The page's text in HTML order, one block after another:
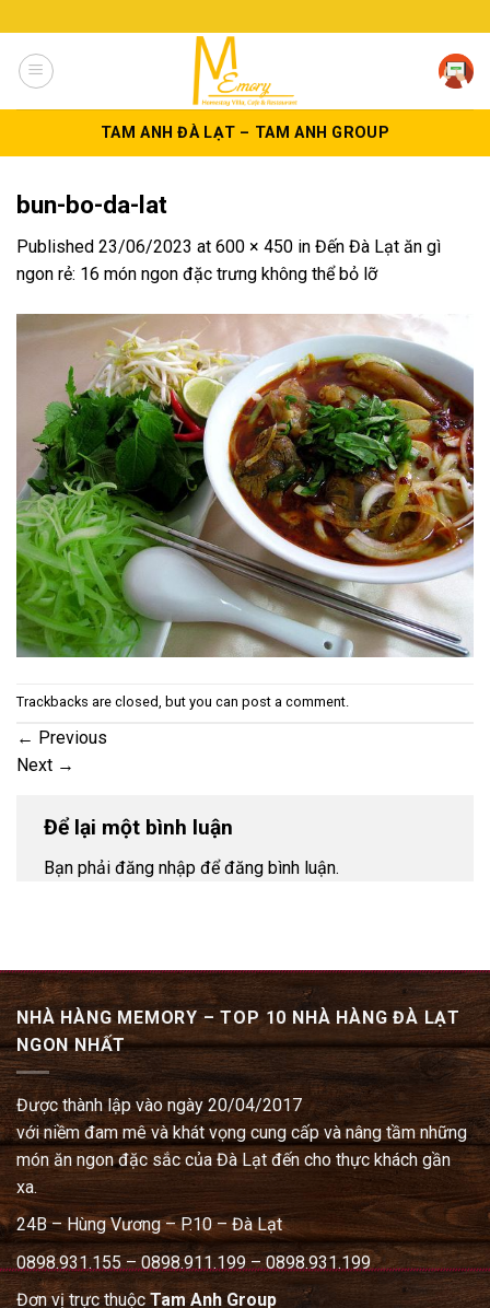
to
content
TAM ANH ĐÀ LẠT – TAM ANH GROUP
bun-bo-da-lat
Published 23/06/2023 at 600 × 450 in Đến Đà Lạt ăn gì
ngon rẻ: 16 món ngon đặc trưng không thể bỏ lỡ
Trackbacks are closed, but you can post a comment.
← Previous
Next →
Để lại một bình luận
Bạn phải đăng nhập để đăng bình luận.
NHÀ HÀNG MEMORY – TOP 10 NHÀ HÀNG ĐÀ LẠT
NGON NHẤT
Được thành lập vào ngày 20/04/2017
với niềm đam mê và khát vọng cung cấp và nâng tầm những
món ăn ngon đặc sắc của Đà Lạt đến cho thực khách gần
xa.
24B – Hùng Vương – P.10 – Đà Lạt
0898.931.155 – 0898.911.199 – 0898.931.199
Đơn vị trực thuộcTam Anh Group